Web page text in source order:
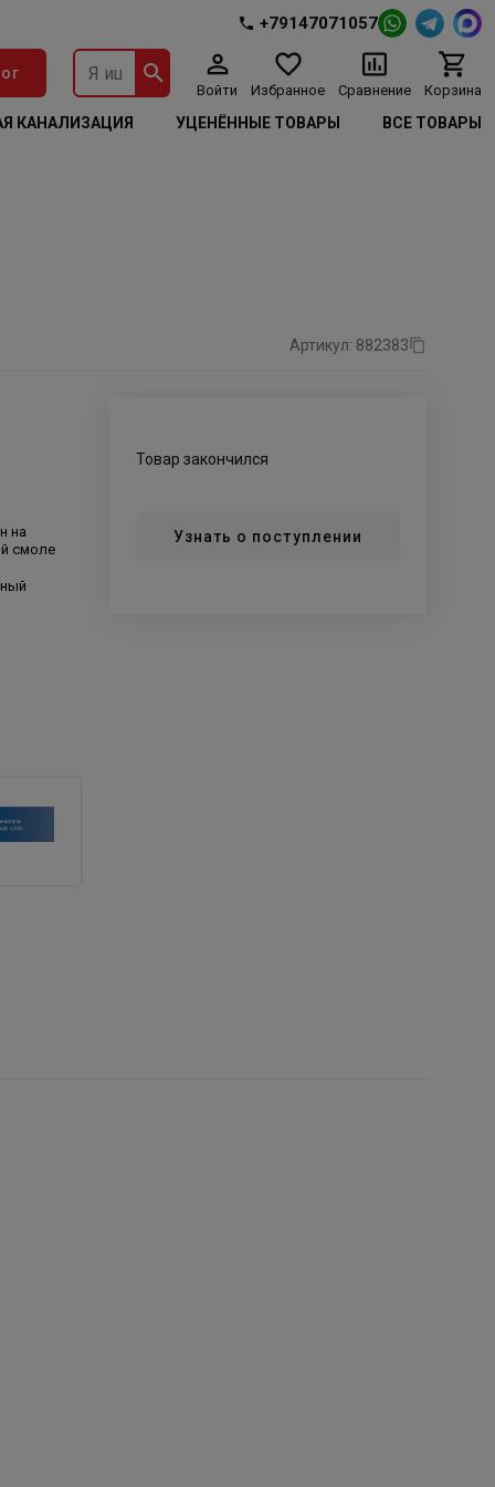
+79147071057
Войти Избранное Сравнение Корзина
КАНАЛИЗАЦИЯ УЦЕНЁННЫЕ ТОВАРЫ ВСЕ ТОВАРЫ
Артикул: 882383
на
смоле
Товар закончился
Узнать о поступлении